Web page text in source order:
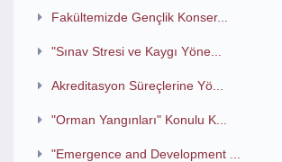
Fakültemizde Gençlik Konser...
"Sınav Stresi ve Kaygı Yöne...
Akreditasyon Süreçlerine Yö...
"Orman Yangınları" Konulu K...
"Emergence and Development ...